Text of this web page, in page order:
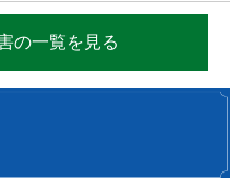
の一覧を見る